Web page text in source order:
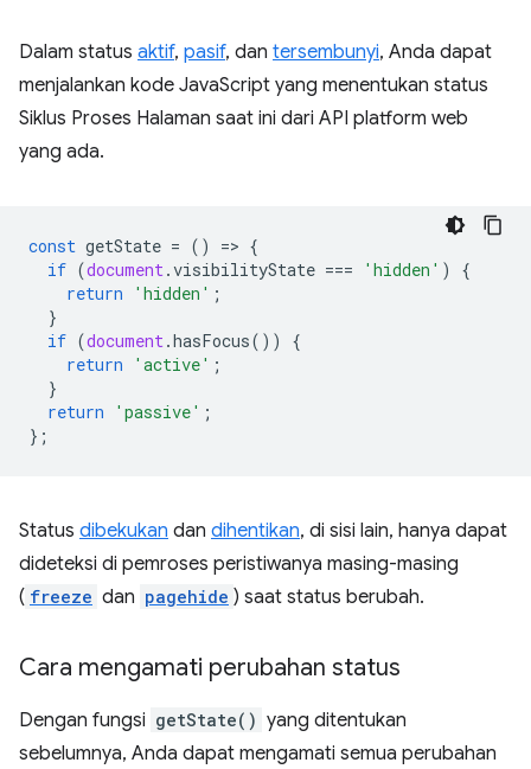
Dalam status aktif, pasif, dan tersembunyi, Anda dapat
menjalankan kode JavaScript yang menentukan status
Siklus Proses Halaman saat ini dari API platform web
yang ada.
const getState = () => {
if (document .visibilityState === 'hidden' )
{
return
'hidden' ;
}
if (document .hasFocus())
{
return
'active' ;
}
return
'passive' ;
};
Status dibekukan dan dihentikan, di sisi lain, hanya dapat
dideteksi di pemroses peristiwanya masing-masing
( freeze dan pagehide ) saat status berubah.
Cara mengamati perubahan status
Dengan fungsi getState() yang ditentukan
sebelumnya, Anda dapat mengamati semua perubahan